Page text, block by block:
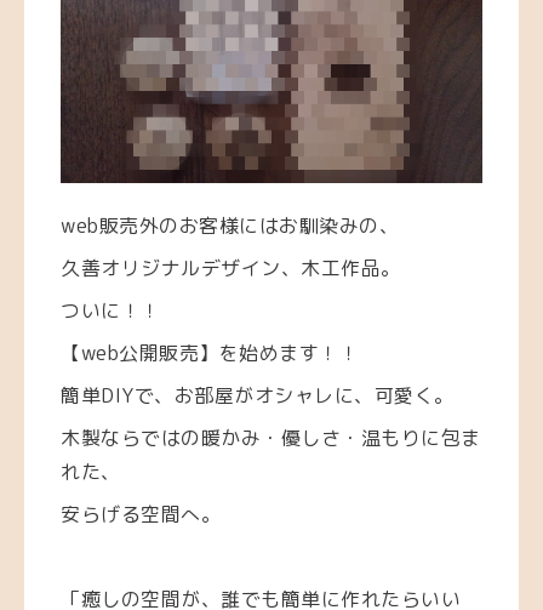
web販売外のお客様にはお馴染みの、
久善オリジナルデザイン、木工作品。
ついに！！
【web公開販売】を始めます！！
簡単DIYで、お部屋がオシャレに、可愛く。
木製ならではの暖かみ・優しさ・温もりに包ま
れた、
安らげる空間へ。
「癒しの空間が、誰でも簡単に作れたらいい